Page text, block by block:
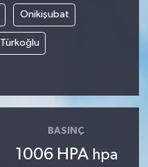
Onikişubat
Türkoğlu
BASINÇ
1006 HPA hpa